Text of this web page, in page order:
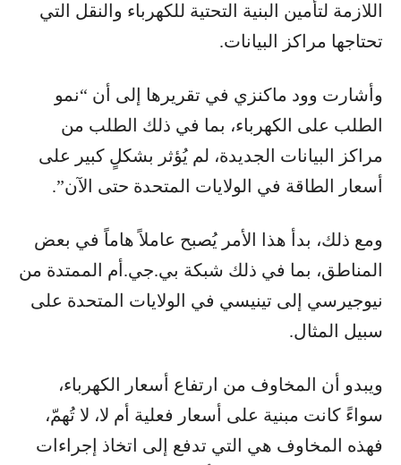
اللازمة لتأمين البنية التحتية للكهرباء والنقل التي
تحتاجها مراكز البيانات.
وأشارت وود ماكنزي في تقريرها إلى أن “نمو
الطلب على الكهرباء، بما في ذلك الطلب من
مراكز البيانات الجديدة، لم يُؤثر بشكلٍ كبير على
أسعار الطاقة في الولايات المتحدة حتى الآن”.
ومع ذلك، بدأ هذا الأمر يُصبح عاملاً هاماً في بعض
المناطق، بما في ذلك شبكة بي.جي.أم الممتدة من
نيوجيرسي إلى تينيسي في الولايات المتحدة على
سبيل المثال.
ويبدو أن المخاوف من ارتفاع أسعار الكهرباء،
سواءً كانت مبنية على أسعار فعلية أم لا، لا تُهمّ،
فهذه المخاوف هي التي تدفع إلى اتخاذ إجراءات